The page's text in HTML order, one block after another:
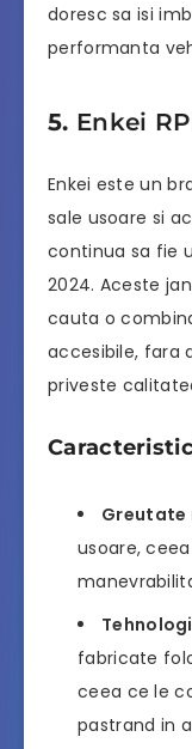
doresc sa isi
performanta
5. Enkei
Enkei este un
sale usoare si
continua sa fie
2024. Aceste
cauta o
accesibile, fara
priveste
Greutate
usoare,
fabricate
ceea ce le
pastrand in